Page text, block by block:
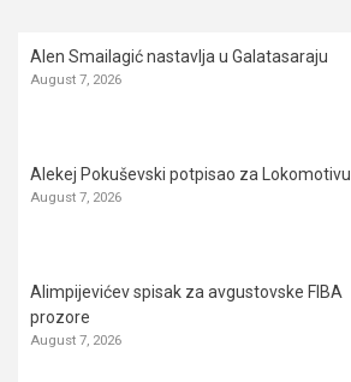
Alen Smailagić nastavlja u Galatasaraju
August 7, 2026
Alekej Pokuševski potpisao za Lokomotivu
August 7, 2026
Alimpijevićev spisak za avgustovske FIBA
prozore
August 7, 2026